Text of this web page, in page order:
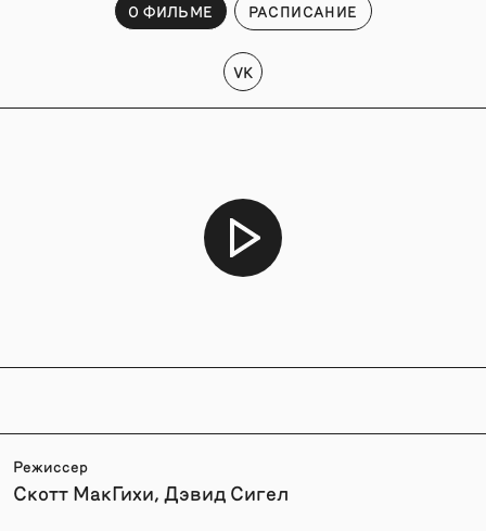
О ФИЛЬМЕ РАСПИСАНИЕ
VK
Режиссер
Скотт МакГихи, Дэвид Сигел